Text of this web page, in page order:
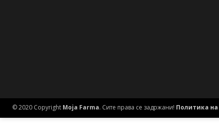
© 2020 Copyright Moja Farma. Сите права се задржани! Политика